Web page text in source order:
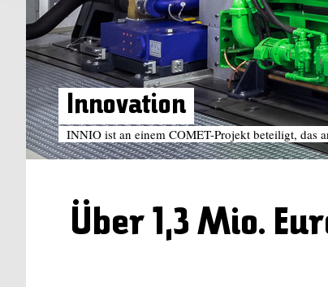
Innovation
INNIO ist an einem COMET-Projekt beteiligt, das
Über 1,3 Mio.